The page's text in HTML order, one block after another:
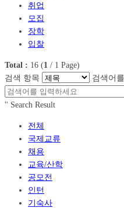
취업
모집
장학
입찰
Total : 16 (1 / 1 Page)
검색 항목
검색어
'' Search Result
전체
국제교류
채용
교육/산학
공모전
인턴
기숙사